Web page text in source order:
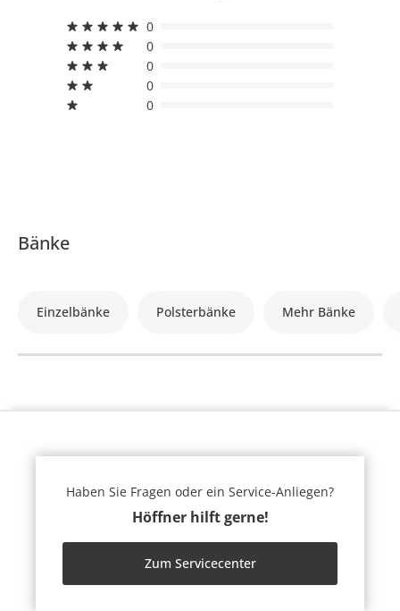
0
0
0
0
0
Bänke
Einzelbänke Polsterbänke Mehr Bänke
Haben Sie Fragen oder ein Service-Anliegen?
Höffner hilft gerne!
Zum Servicecenter